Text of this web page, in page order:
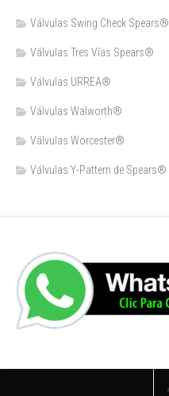
Válvulas Swing Check Spears®
Válvulas Tres Vías Spears®
Válvulas URREA®
Válvulas Walworth®
Válvulas Worcester®
Válvulas Y-Pattern de Spears®️